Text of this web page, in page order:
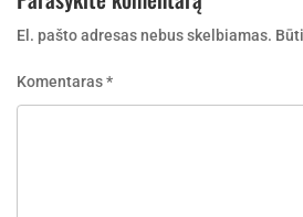
El. pašto adresas nebus skelbiamas.
Komentaras*